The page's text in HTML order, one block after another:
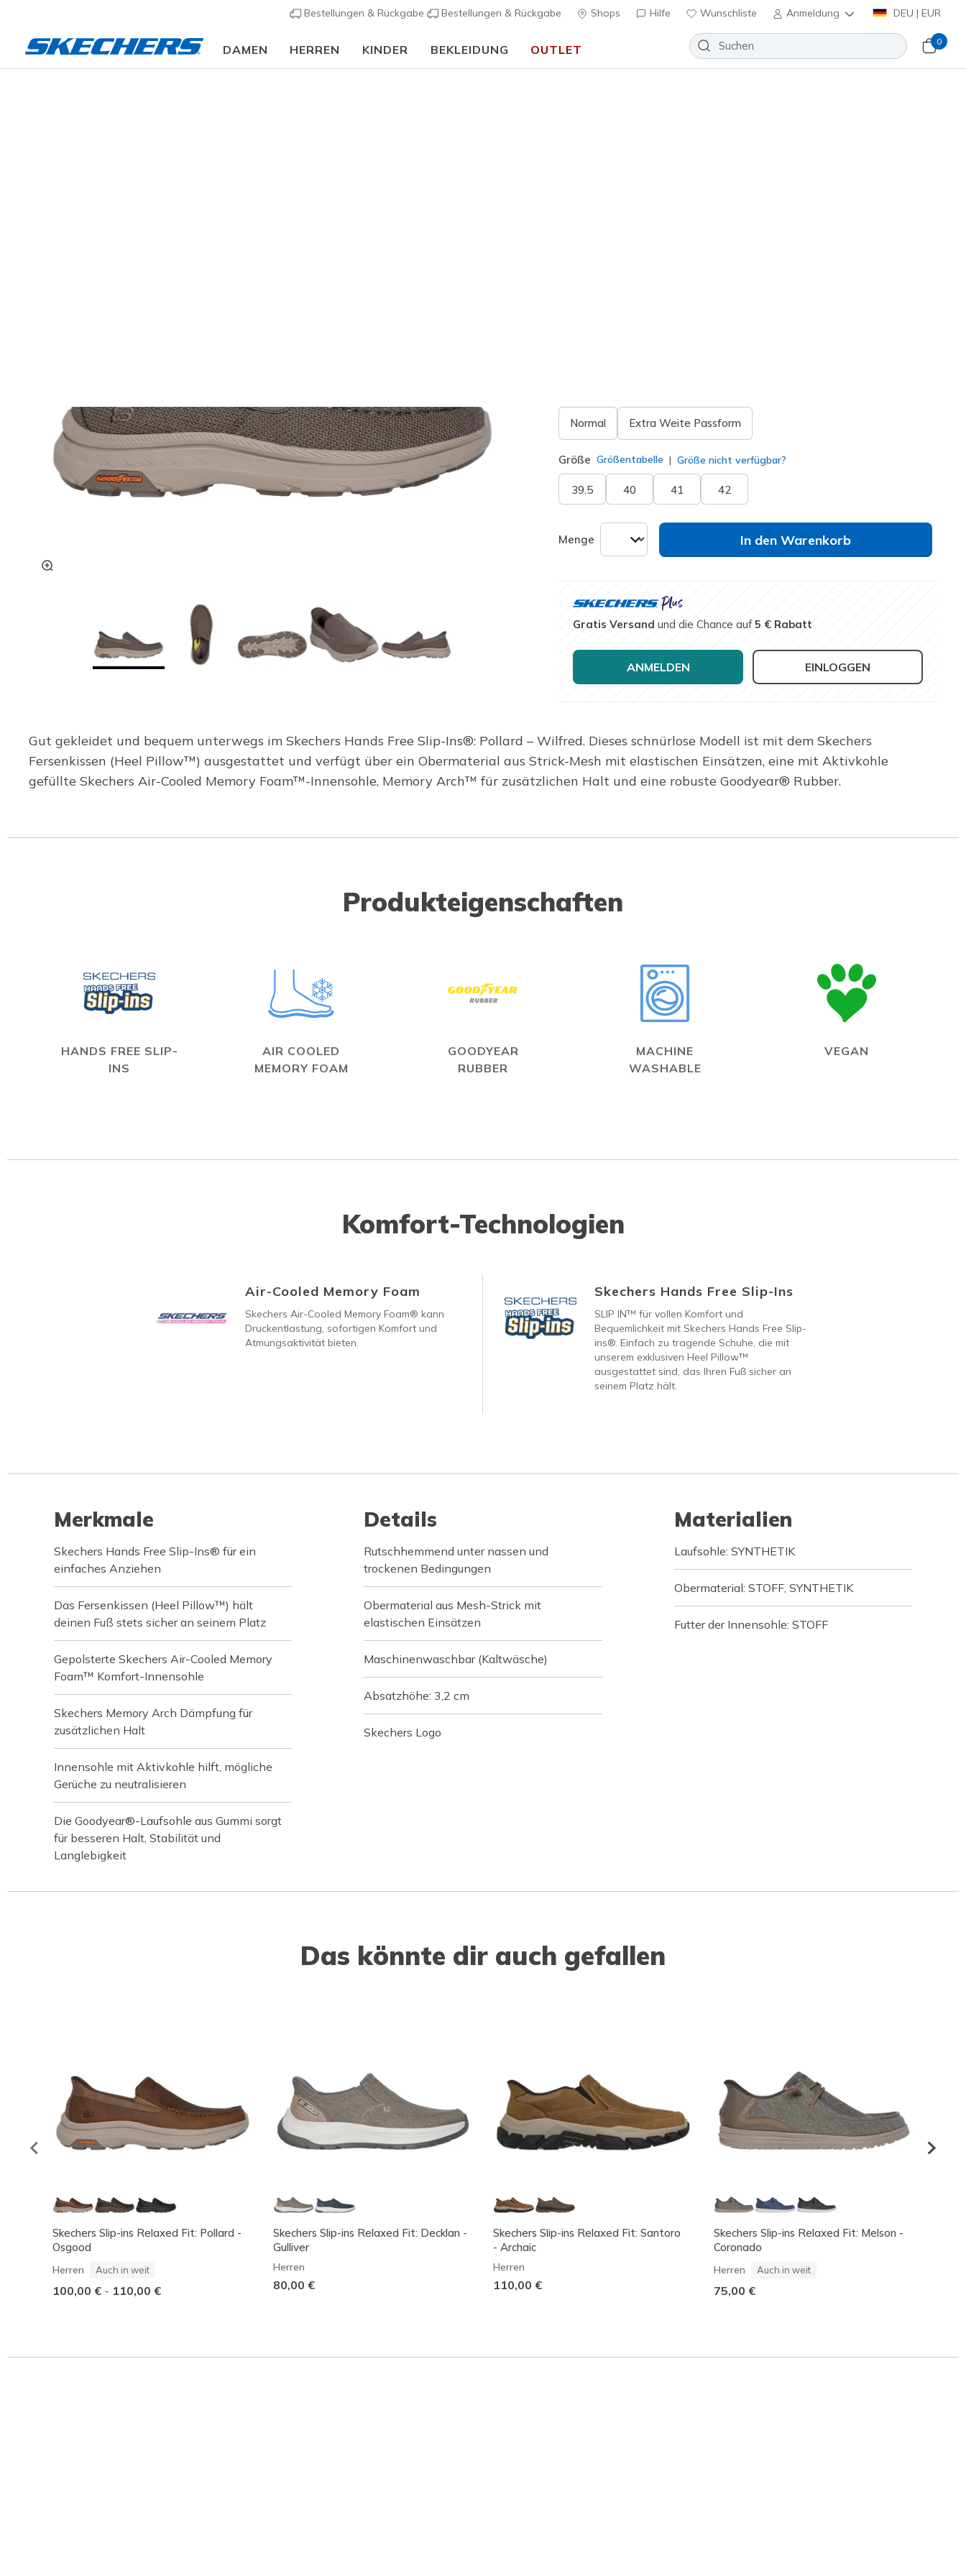
Bestellungen & Rückgabe Bestellungen & Rückgabe Shops Hilfe Wunschliste Anmeldung DEU | EUR
DAMEN HERREN KINDER BEKLEIDUNG OUTLET
0
Normal Extra Weite Passform
Größe Größentabelle Größe nicht verfügbar?
39.5 40 41 42
Menge In den Warenkorb
Gratis Versand und die Chance auf5 € Rabatt
ANMELDEN EINLOGGEN
Gut gekleidet und bequem unterwegs im Skechers Hands Free Slip-Ins®: Pollard – Wilfred. Dieses schnürlose Modell ist mit dem Skechers
Fersenkissen (Heel Pillow™) ausgestattet und verfügt über ein Obermaterial aus Strick-Mesh mit elastischen Einsätzen, eine mit Aktivkohle
gefüllte Skechers Air-Cooled Memory Foam™-Innensohle, Memory Arch™ für zusätzlichen Halt und eine robuste Goodyear® Rubber.
Produkteigenschaften
HANDS FREE SLIP-
INS
AIR COOLED
MEMORY FOAM
GOODYEAR
RUBBER
MACHINE
WASHABLE
VEGAN
Komfort-Technologien
Air-Cooled Memory Foam
Skechers Air-Cooled Memory Foam® kann
Druckentlastung, sofortigen Komfort und
Atmungsaktivität bieten.
Skechers Hands Free Slip-Ins
SLIP IN™ für vollen Komfort und
Bequemlichkeit mit Skechers Hands Free Slip-
ins®. Einfach zu tragende Schuhe, die mit
unserem exklusiven Heel Pillow™
ausgestattet sind, das Ihren Fuß sicher an
seinem Platz hält.
Merkmale
Skechers Hands Free Slip-Ins® für ein
einfaches Anziehen
Das Fersenkissen (Heel Pillow™) hält
deinen Fuß stets sicher an seinem Platz
Gepolsterte Skechers Air-Cooled Memory
Foam™ Komfort-Innensohle
Skechers Memory Arch Dämpfung für
zusätzlichen Halt
Innensohle mit Aktivkohle hilft, mögliche
Gerüche zu neutralisieren
Die Goodyear®-Laufsohle aus Gummi sorgt
für besseren Halt, Stabilität und
Langlebigkeit
Details
Rutschhemmend unter nassen und
trockenen Bedingungen
Obermaterial aus Mesh-Strick mit
elastischen Einsätzen
Maschinenwaschbar (Kaltwäsche)
Absatzhöhe: 3,2 cm
Skechers Logo
Materialien
Laufsohle: SYNTHETIK
Obermaterial: STOFF, SYNTHETIK
Futter der Innensohle: STOFF
Das könnte dir auch gefallen
Skechers Slip-ins Relaxed Fit: Pollard -
Osgood
Herren Auch in weit
100,00 € - 110,00 €
Skechers Slip-ins Relaxed Fit: Decklan -
Gulliver
Herren
80,00 €
Skechers Slip-ins Relaxed Fit: Santoro
- Archaic
Herren
110,00 €
Skechers Slip-ins Relaxed Fit: Melson -
Coronado
Herren Auch in weit
75,00 €